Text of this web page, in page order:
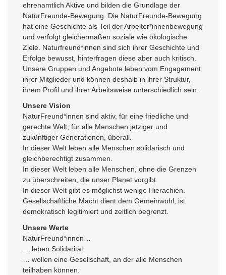
ehrenamtlich Aktive und bilden die Grundlage der
NaturFreunde-Bewegung. Die NaturFreunde-Bewegung
hat eine Geschichte als Teil der Arbeiter*innenbewegung
und verfolgt gleichermaßen soziale wie ökologische
Ziele. Naturfreund*innen sind sich ihrer Geschichte und
Erfolge bewusst, hinterfragen diese aber auch kritisch.
Unsere Gruppen und Angebote leben vom Engagement
ihrer Mitglieder und können deshalb in ihrer Struktur,
ihrem Profil und ihrer Arbeitsweise unterschiedlich sein.
Unsere Vision
NaturFreund*innen sind aktiv, für eine friedliche und
gerechte Welt, für alle Menschen jetziger und
zukünftiger Generationen, überall.
In dieser Welt leben alle Menschen solidarisch und
gleichberechtigt zusammen.
In dieser Welt leben alle Menschen, ohne die Grenzen
zu überschreiten, die unser Planet vorgibt.
In dieser Welt gibt es möglichst wenige Hierachien.
Gesellschaftliche Macht dient dem Gemeinwohl, ist
demokratisch legitimiert und zeitlich begrenzt.
Unsere Werte
NaturFreund*innen…
… leben Solidarität.
… wollen eine Gesellschaft, an der alle Menschen
teilhaben können.